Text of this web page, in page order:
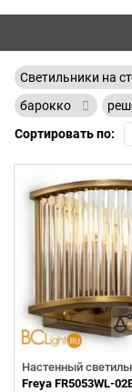
Светильники на
барокко
Сортировать по:
Настенный
Freya FR5053WL-